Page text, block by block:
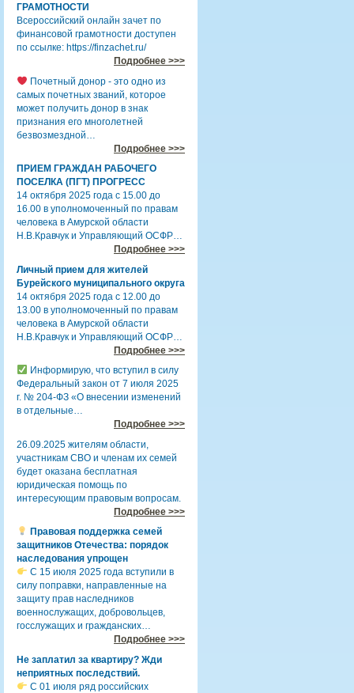
ГРАМОТНОСТИ
Всероссийский онлайн зачет по
финансовой грамотности доступен
по ссылке: https://finzachet.ru/
Подробнее >>>
Почетный донор - это одно из
самых почетных званий, которое
может получить донор в знак
признания его многолетней
безвозмездной…
Подробнее >>>
ПРИЕМ ГРАЖДАН РАБОЧЕГО
ПОСЕЛКА (ПГТ) ПРОГРЕСС
14 октября 2025 года с 15.00 до
16.00 в уполномоченный по правам
человека в Амурской области
Н.В.Кравчук и Управляющий ОСФР…
Подробнее >>>
Личный прием для жителей
Бурейского муниципального округа
14 октября 2025 года с 12.00 до
13.00 в уполномоченный по правам
человека в Амурской области
Н.В.Кравчук и Управляющий ОСФР…
Подробнее >>>
Информирую, что вступил в силу
Федеральный закон от 7 июля 2025
г. № 204-ФЗ «О внесении изменений
в отдельные…
Подробнее >>>
26.09.2025 жителям области,
участникам СВО и членам их семей
будет оказана бесплатная
юридическая помощь по
интересующим правовым вопросам.
Подробнее >>>
Правовая поддержка семей
защитников Отечества: порядок
наследования упрощен
С 15 июля 2025 года вступили в
силу поправки, направленные на
защиту прав наследников
военнослужащих, добровольцев,
госслужащих и гражданских…
Подробнее >>>
Не заплатил за квартиру? Жди
неприятных последствий.
С 01 июля ряд российских